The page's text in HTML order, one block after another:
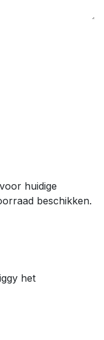
huidige
beschikken.
het